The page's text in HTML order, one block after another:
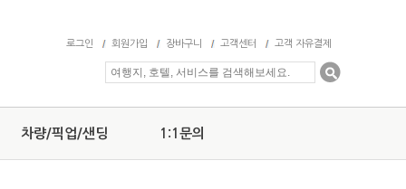
로그인 회원가입 장바구니 고객센터 고객 자유결제
차량/픽업/샌딩 1:1문의